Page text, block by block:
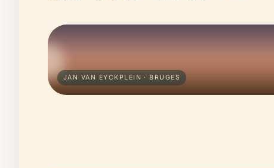
JAN VAN EYCKPLEIN · BRUGES